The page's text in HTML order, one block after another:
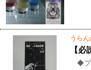
うらん
【
◆プ